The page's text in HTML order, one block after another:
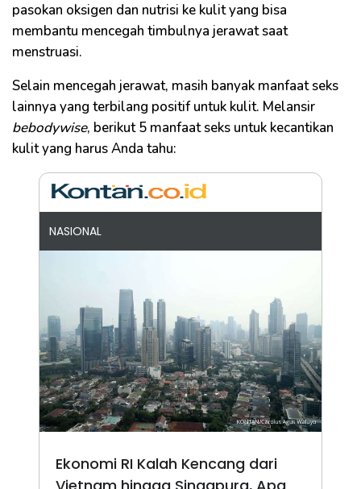
pasokan oksigen dan nutrisi ke kulit yang bisa
membantu mencegah timbulnya jerawat saat
menstruasi.
Selain mencegah jerawat, masih banyak manfaat seks
lainnya yang terbilang positif untuk kulit. Melansir
bebodywise, berikut 5 manfaat seks untuk kecantikan
kulit yang harus Anda tahu:
NASIONAL
Ekonomi RI Kalah Kencang dari